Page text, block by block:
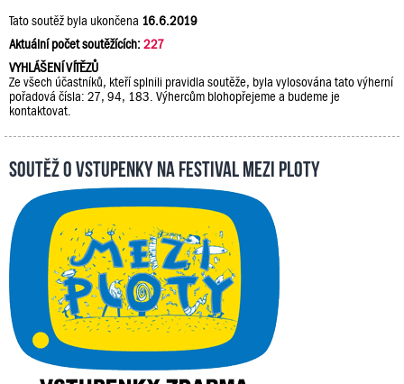
Tato soutěž byla ukončena 16.6.2019
Aktuální počet soutěžících:227
VYHLÁŠENÍ VÍTĚZŮ
Ze všech účastníků, kteří splnili pravidla soutěže, byla vylosována tato výherní
pořadová čísla: 27, 94, 183. Výhercům blohopřejeme a budeme je
kontaktovat.
Soutěž o vstupenky na festival Mezi Ploty